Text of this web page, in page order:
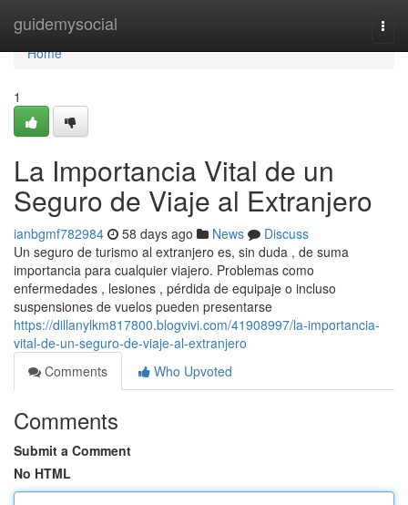
guidemysocial
Home
Home
1
La Importancia Vital de un
Seguro de Viaje al Extranjero
ianbgmf782984 58 days ago News
Discuss
Un seguro de turismo al extranjero es, sin duda , de suma
importancia para cualquier viajero. Problemas como
enfermedades , lesiones , pérdida de equipaje o incluso
suspensiones de vuelos pueden presentarse
https://dillanylkm817800.blogvivi.com/41908997/la-importancia-
vital-de-un-seguro-de-viaje-al-extranjero
Comments
Who Upvoted
Comments
Submit a Comment
No HTML